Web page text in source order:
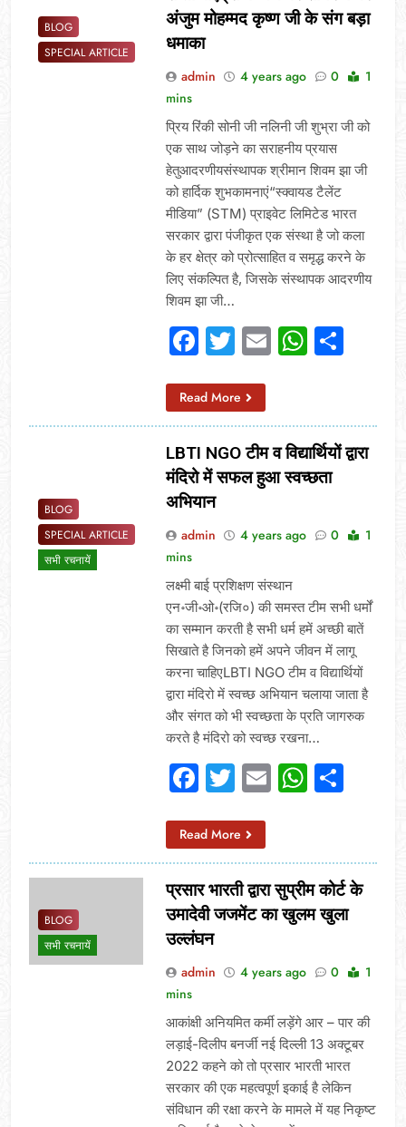
BLOG
SPECIAL ARTICLE
अंजुम मोहम्मद कृष्ण जी के संग बड़ा
धमाका
admin 4 years ago 0
1
mins
प्रिय रिंकी सोनी जी नलिनी जी शुभ्रा जी को
एक साथ जोड़ने का सराहनीय प्रयास
हेतुआदरणीयसंस्थापक श्रीमान शिवम झा जी
को हार्दिक शुभकामनाएं“स्क्वायड टैलेंट
मीडिया” (STM) प्राइवेट लिमिटेड भारत
सरकार द्वारा पंजीकृत एक संस्था है जो कला
के हर क्षेत्र को प्रोत्साहित व समृद्ध करने के
लिए संकल्पित है, जिसके संस्थापक आदरणीय
शिवम झा जी…
Facebook
Twitter
Email
Read More
BLOG
SPECIAL ARTICLE
सभी रचनायें
LBTI NGO टीम व विद्यार्थियों द्वारा
मंदिरो में सफल हुआ स्वच्छता
अभियान
admin 4 years ago 0
1
mins
लक्ष्मी बाई प्रशिक्षण संस्थान
एन॰जी॰ओ॰(रजि०) की समस्त टीम सभी धर्मों
का सम्मान करती है सभी धर्म हमें अच्छी बातें
सिखाते है जिनको हमें अपने जीवन में लागू
करना चाहिएLBTI NGO टीम व विद्यार्थियों
द्वारा मंदिरो में स्वच्छ अभियान चलाया जाता है
और संगत को भी स्वच्छता के प्रति जागरुक
करते है मंदिरो को स्वच्छ रखना…
Facebook
Twitter
Email
Read More
BLOG
सभी रचनायें
प्रसार भारती द्वारा सुप्रीम कोर्ट के
उमादेवी जजमेंट का खुलम खुला
उल्लंघन
admin 4 years ago 0
1
mins
आकांक्षी अनियमित कर्मी लड़ेंगे आर – पार की
लड़ाई-दिलीप बनर्जी नई दिल्ली 13 अक्टूबर
2022 कहने को तो प्रसार भारती भारत
सरकार की एक महत्वपूर्ण इकाई है लेकिन
संविधान की रक्षा करने के मामले में यह निकृष्ट